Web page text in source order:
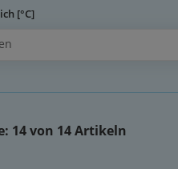
[°C]
14 von 14 Artikeln